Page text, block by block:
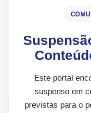
Este portal
suspenso em
previstas para o